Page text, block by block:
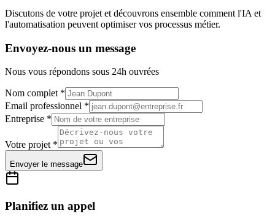
Discutons de votre projet et découvrons ensemble comment l'IA et
l'automatisation peuvent optimiser vos processus métier.
Envoyez-nous un message
Nous vous répondons sous 24h ouvrées
Nom complet *
Email professionnel *
Entreprise *
Votre projet *
Envoyer le message
Planifiez un appel